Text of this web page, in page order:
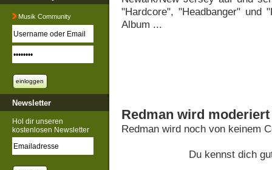
Musik Community
Newsletter
Hol dir unseren
kostenlosen Newsletter
"Hardcore", "Headbanger" und
Album ...
Redman wird
Redman wird noch von keinem
Du kennst dich